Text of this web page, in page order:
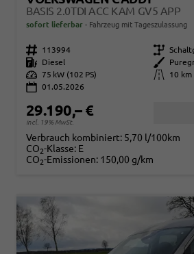
BASIS 2.0TDI ACC KAM GV5 APP
sofort lieferbar Fahrzeug mit Tageszulassung
Fahrzeugnr. 113994 Getriebe
Kraftstoff
Diesel Außenfarbe
Leistung 75 kW (102 PS) Kilometerstand
10 km
01.05.2026
29.190,– €
incl. 19% MwSt.
Verbrauch kombiniert: 5,70 l/100km
CO2-Klasse: E
CO2-Emissionen: 150,00 g/km